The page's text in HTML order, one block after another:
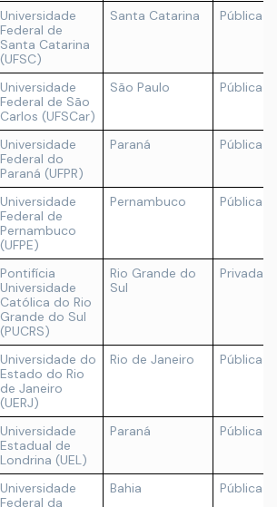
Universidade
Federal de
Santa Catarina
(UFSC)
Santa Catarina Pública
Universidade
Federal de São
Carlos (UFSCar)
São Paulo Pública
Universidade
Federal do
Paraná (UFPR)
Paraná Pública
Universidade
Federal de
Pernambuco
(UFPE)
Pernambuco Pública
Pontifícia
Universidade
Católica do Rio
Grande do Sul
(PUCRS)
Rio Grande do
Sul
Privada
Universidade do
Estado do Rio
de Janeiro
(UERJ)
Rio de Janeiro Pública
Universidade
Estadual de
Londrina (UEL)
Paraná Pública
Universidade
Federal da
Bahia Pública